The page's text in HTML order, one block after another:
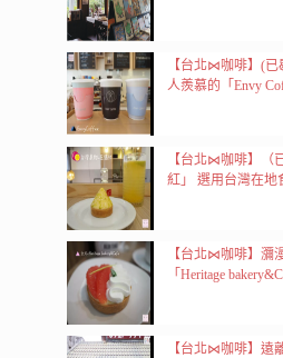
【台北⋈咖啡】(
人羨慕的「Envy
【台北⋈咖啡】（
紅」 選用台灣在地
【台北⋈咖啡】瀰
「Heritage
【台北⋈咖啡】遠